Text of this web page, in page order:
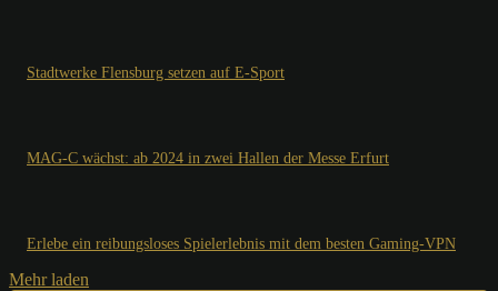
Stadtwerke Flensburg setzen auf E-Sport
MAG-C wächst: ab 2024 in zwei Hallen der Messe Erfurt
Erlebe ein reibungsloses Spielerlebnis mit dem besten Gaming-VPN
Mehr laden